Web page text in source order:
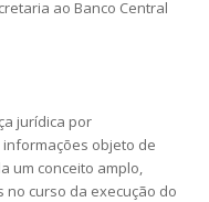
ao Banco Central
jurídica por
objeto de
um conceito amplo,
curso da execução do